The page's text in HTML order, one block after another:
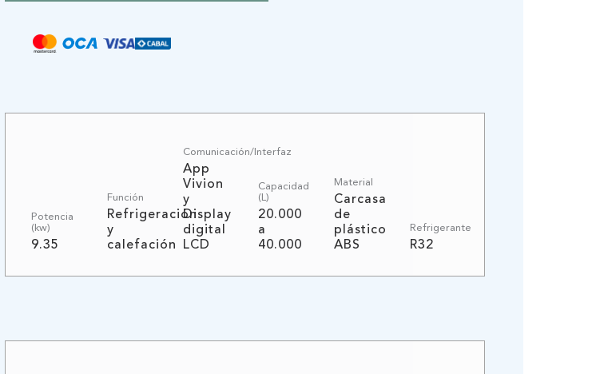
Potencia
(kw)
9.35
Función
Refrigeración
y
calefación
Comunicación/Interfaz
App
Vivion
y
Display
digital
LCD
Capacidad
(L)
20.000
a
40.000
Material
Carcasa
de
plástico
ABS
Refrigerante
R32